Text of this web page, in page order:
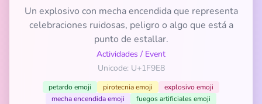
Un explosivo con mecha encendida que representa
celebraciones ruidosas, peligro o algo que está a
punto de estallar.
Actividades / Event
Unicode: U+1F9E8
petardo emoji pirotecnia emoji
explosivo emoji
mecha encendida emoji
fuegos artificiales emoji